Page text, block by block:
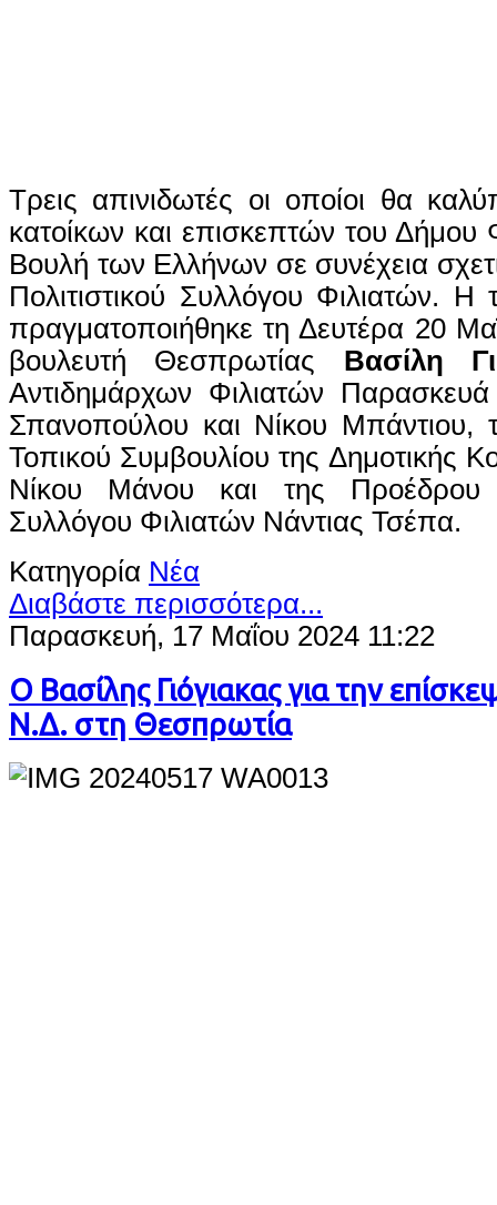
Τρεις απινιδωτές οι οποίοι θα
κατοίκων και επισκεπτών του Δήμου
Βουλή των Ελλήνων σε συνέχεια
Πολιτιστικού Συλλόγου Φιλιατών. Η
πραγματοποιήθηκε τη Δευτέρα 20
βουλευτή Θεσπρωτίας Βασίλη
Αντιδημάρχων Φιλιατών
Σπανοπούλου και Νίκου Μπάντιου,
Τοπικού Συμβουλίου της Δημοτικής
Νίκου Μάνου και της Προέδρου
Συλλόγου Φιλιατών Νάντιας Τσέπα.
Κατηγορία Νέα
Διαβάστε περισσότερα...
Παρασκευή, 17 Μαΐου 2024 11:22
Ο Βασίλης Γιόγιακας για την
Ν.Δ. στη Θεσπρωτία